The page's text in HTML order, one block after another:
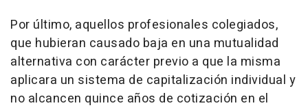
Por último, aquellos profesionales colegiados,
que hubieran causado baja en una mutualidad
alternativa con carácter previo a que la misma
aplicara un sistema de capitalización individual y
no alcancen quince años de cotización en el